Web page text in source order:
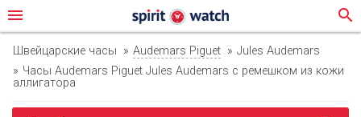
menu search
Швейцарские часы Audemars Piguet
Jules Audemars
Часы Audemars Piguet Jules Audemars с ремешком из кожи
аллигатора